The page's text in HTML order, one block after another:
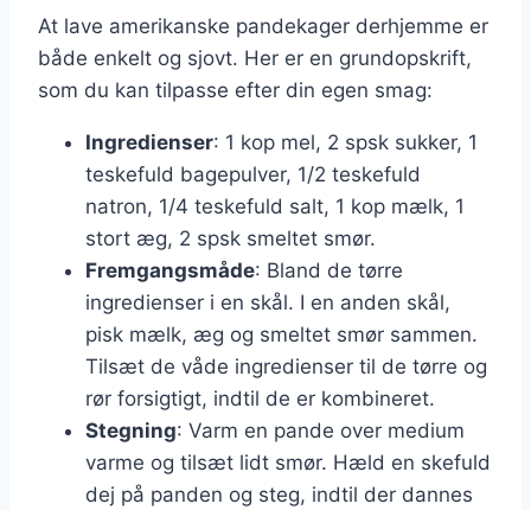
At lave amerikanske pandekager derhjemme er
både enkelt og sjovt. Her er en grundopskrift,
som du kan tilpasse efter din egen smag:
Ingredienser: 1 kop mel, 2 spsk sukker, 1
teskefuld bagepulver, 1/2 teskefuld
natron, 1/4 teskefuld salt, 1 kop mælk, 1
stort æg, 2 spsk smeltet smør.
Fremgangsmåde: Bland de tørre
ingredienser i en skål. I en anden skål,
pisk mælk, æg og smeltet smør sammen.
Tilsæt de våde ingredienser til de tørre og
rør forsigtigt, indtil de er kombineret.
Stegning: Varm en pande over medium
varme og tilsæt lidt smør. Hæld en skefuld
dej på panden og steg, indtil der dannes